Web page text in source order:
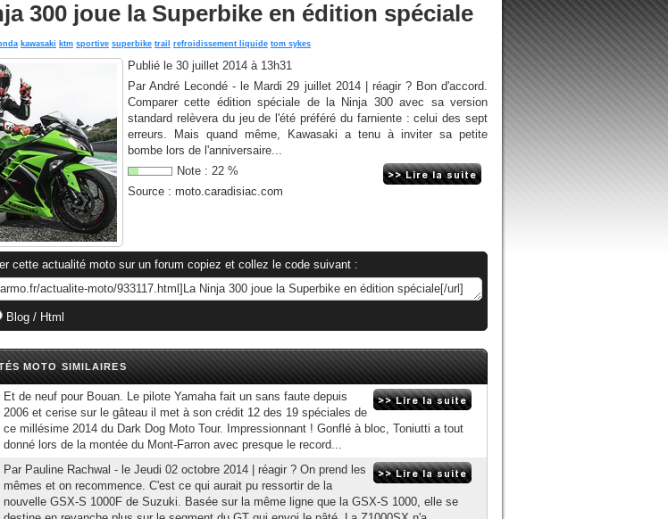
300 joue la Superbike en édition spéciale
kawasaki ktm sportive superbike trail refroidissement liquide tom sykes
Publié le 30 juillet 2014 à 13h31
Par André Lecondé - le Mardi 29 juillet 2014 | réagir ? Bon d'accord.
Comparer cette édition spéciale de la Ninja 300 avec sa version
standard relèvera du jeu de l'été préféré du farniente : celui des sept
erreurs. Mais quand même, Kawasaki a tenu à inviter sa petite
bombe lors de l'anniversaire...
Note : 22 %
Source : moto.caradisiac.com
cette actualité moto sur un forum copiez et collez le code suivant :
Blog / Html
MOTO SIMILAIRES
Et de neuf pour Bouan. Le pilote Yamaha fait un sans faute depuis
2006 et cerise sur le gâteau il met à son crédit 12 des 19 spéciales de
ce millésime 2014 du Dark Dog Moto Tour. Impressionnant ! Gonflé à bloc, Toniutti a tout
donné lors de la montée du Mont-Farron avec presque le record...
Par Pauline Rachwal - le Jeudi 02 octobre 2014 | réagir ? On prend les
mêmes et on recommence. C'est ce qui aurait pu ressortir de la
nouvelle GSX-S 1000F de Suzuki. Basée sur la même ligne que la GSX-S 1000, elle se